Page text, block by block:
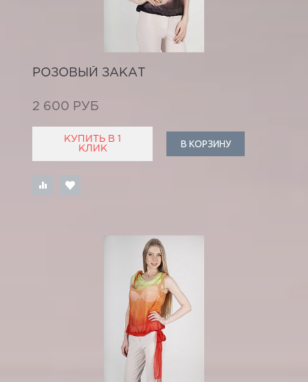
РОЗОВЫЙ ЗАКАТ
2 600 РУБ
КУПИТЬ В 1
КЛИК
В КОРЗИНУ